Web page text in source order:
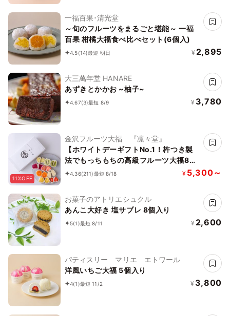
一福百果･清光堂
～旬のフルーツをまるごと堪能～ 一福
百果 柑橘大福食べ比べセット(6個入)
4.5(14)最短 明日 ¥ 2,895
大三萬年堂 HANARE
あずきとかかお ~柚子~
4.67(3)最短 8/9 ¥ 3,780
11%OFF
金沢フルーツ大福 『凛々堂』
【ホワイトデーギフトNo.1！杵つき製
法でもっちもちの高級フルーツ大福8
種】 新食感！と旬のフルーツの甘み引
4.36(211)最短 8/18 ¥ 5,300～
お菓子のアトリエシュクル
あんこ大好き 塩サブレ 8個入り
5(1)最短 8/11 ¥ 2,600
パティスリー マリエ エトワール
洋風いちご大福 5個入り
4(1)最短 11/2 ¥ 3,800